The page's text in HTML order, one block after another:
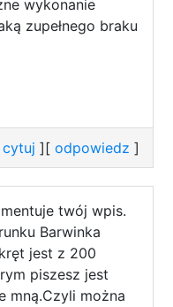
wykonanie
zupełnego braku
cytuj ][ odpowiedz ]
twój wpis.
Barwinka
jest z 200
piszesz jest
mną.Czyli można